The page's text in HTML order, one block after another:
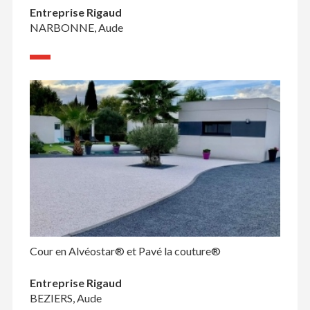
Entreprise Rigaud
NARBONNE, Aude
Cour en Alvéostar® et Pavé la couture®
Entreprise Rigaud
BEZIERS, Aude